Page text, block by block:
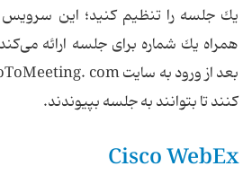
یك جلسه را تنظیم كنید؛ این
همراه یك شماره برای جلسه ارائه
كنند تا بتوانند به جلسه بپیوندند.
Cisco WebEx